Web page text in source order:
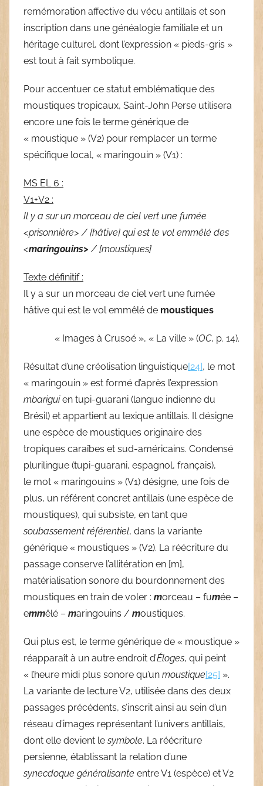
remémoration affective du vécu antillais et son
inscription dans une généalogie familiale et un
héritage culturel, dont l’expression « pieds-gris »
est tout à fait symbolique.
Pour accentuer ce statut emblématique des
moustiques tropicaux, Saint-John Perse utilisera
encore une fois le terme générique de
« moustique » (V2) pour remplacer un terme
spécifique local, « maringouin » (V1) :
MS EL 6 :
V1+V2 :
Il y a sur un morceau de ciel vert une fumée
<prisonnière> / [hâtive] qui est le vol emmêlé des
<maringouins> / [moustiques]
Texte définitif :
Il y a sur un morceau de ciel vert une fumée
hâtive qui est le vol emmêlé de moustiques
« Images à Crusoé », « La ville » (OC, p. 14).
Résultat d’une créolisation linguistique[24], le mot
« maringouin » est formé d’après l’expression
mbariguien tupi-guarani (langue indienne du
Brésil) et appartient au lexique antillais. Il désigne
une espèce de moustiques originaire des
tropiques caraïbes et sud-américains. Condensé
plurilingue (tupi-guarani, espagnol, français),
le mot « maringouins » (V1) désigne, une fois de
plus, un référent concret antillais (une espèce de
moustiques), qui subsiste, en tant que
soubassement référentiel, dans la variante
générique « moustiques » (V2). La réécriture du
passage conserve l’allitération en [m],
matérialisation sonore du bourdonnement des
moustiques en train de voler : morceau – fumée –
emmêlé – maringouins / moustiques.
Qui plus est, le terme générique de « moustique »
réapparaît à un autre endroit d’Éloges, qui peint
« l’heure midi plus sonore qu’un moustique[25] ».
La variante de lecture V2, utilisée dans des deux
passages précédents, s’inscrit ainsi au sein d’un
réseau d’images représentant l’univers antillais,
dont elle devient lesymbole. La réécriture
persienne, établissant la relation d’une
synecdoque généralisante entre V1 (espèce) et V2